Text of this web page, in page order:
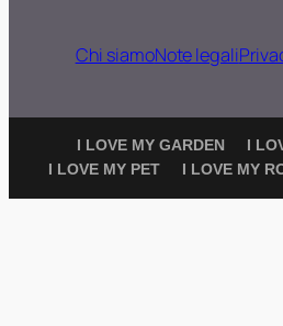
Chi siamoNote legali
I LOVE MY GARDEN
I
I LOVE MY PET
I LOVE MY